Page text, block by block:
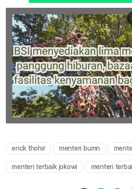
erick thohir menteri bumn
menteri terbaik jokowi menteri